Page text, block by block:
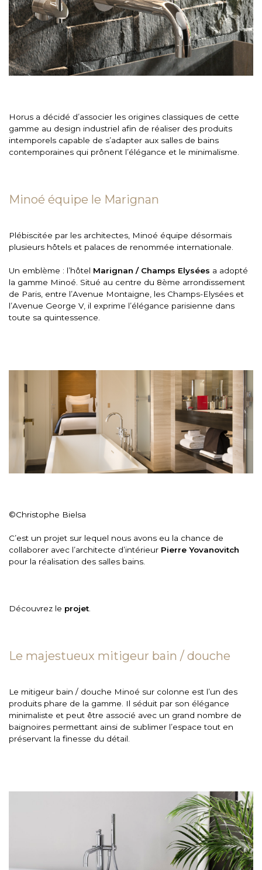
Horus a décidé d’associer les origines classiques de cette
gamme au design industriel afin de réaliser des produits
intemporels capable de s’adapter aux salles de bains
contemporaines qui prônent l’élégance et le minimalisme.
Minoé équipe le Marignan
Plébiscitée par les architectes, Minoé équipe désormais
plusieurs hôtels et palaces de renommée internationale.
Un emblème : l’hôtel Marignan / Champs Elysées a adopté
la gamme Minoé. Situé au centre du 8ème arrondissement
de Paris, entre l’Avenue Montaigne, les Champs-Elysées et
l’Avenue George V, il exprime l’élégance parisienne dans
toute sa quintessence.
©Christophe Bielsa
C’est un projet sur lequel nous avons eu la chance de
collaborer avec l’architecte d’intérieur Pierre Yovanovitch
pour la réalisation des salles bains.
Découvrez le projet
Le majestueux mitigeur bain / douche
Le mitigeur bain / douche Minoé sur colonne est l’un des
produits phare de la gamme. Il séduit par son élégance
minimaliste et peut être associé avec un grand nombre de
baignoires permettant ainsi de sublimer l’espace tout en
préservant la finesse du détail.